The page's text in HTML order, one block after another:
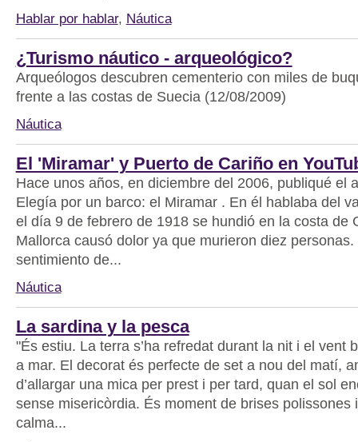
Hablar por hablar, Náutica
¿Turismo náutico - arqueológico?
Arqueólogos descubren cementerio con miles de
frente a las costas de Suecia (12/08/2009)
Náutica
El 'Miramar' y Puerto de Cariño en
Hace unos años, en diciembre del 2006, publiqué el
Elegía por un barco: el Miramar . En él hablaba del
el día 9 de febrero de 1918 se hundió en la costa de
Mallorca causó dolor ya que murieron diez
sentimiento de...
Náutica
La sardina y la pesca
"És estiu. La terra s’ha refredat durant la nit i el vent
a mar. El decorat és perfecte de set a nou del matí,
d’allargar una mica per prest i per tard, quan el sol
sense misericòrdia. És moment de brises polissones
calma...